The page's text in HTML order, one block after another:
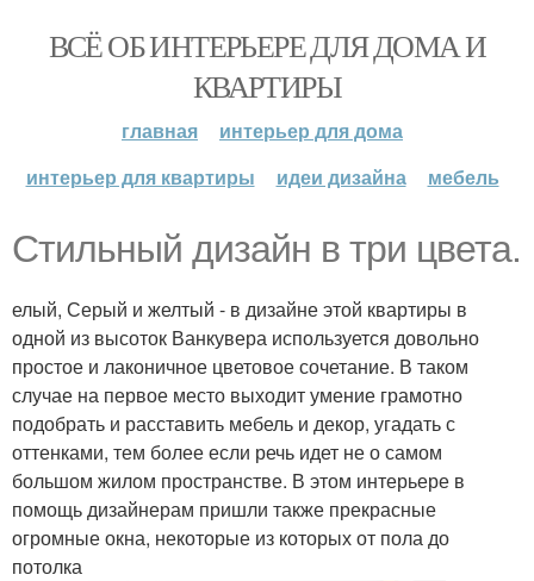
ВСЁ ОБ ИНТЕРЬЕРЕ ДЛЯ ДОМА И
КВАРТИРЫ
главная
интерьер для дома
интерьер для квартиры
идеи дизайна мебель
Стильный дизайн в три цвета.
елый, Серый и желтый - в дизайне этой квартиры в
одной из высоток Ванкувера используется довольно
простое и лаконичное цветовое сочетание. В таком
случае на первое место выходит умение грамотно
подобрать и расставить мебель и декор, угадать с
оттенками, тем более если речь идет не о самом
большом жилом пространстве. В этом интерьере в
помощь дизайнерам пришли также прекрасные
огромные окна, некоторые из которых от пола до
потолка